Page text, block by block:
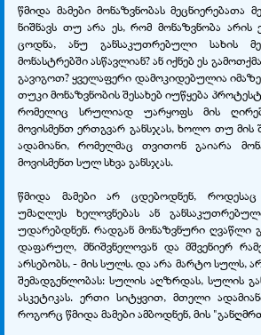
წმიდა მამები მონაზვნობას მეცნიერებათა
ნიშნავს თუ არა ეს, რომ მონაზვნობა
ცოდნა, ანუ განსაკუთრებული სახის
მონასტრებში ასწავლიან? ან იქნებ ეს
გავიგოთ? ყველაფერი დამოკიდებულია
თუკი მონაზვნობის შესახებ იუწყება
რომელიც სრულიად უარყოფს მის
მოვისმენთ ერთგვარ განსჯას, ხოლო თუ მის
ადამიანი, რომელმაც თვითონ გაიარა
მოვისმენთ სულ სხვა განსჯას.
წმიდა მამები არ ცდებოდნენ,
უმაღლეს ხელოვნებას ან
უდარებდნენ. რადგან მონაზვნური ღვაწლი
დაფარულ, მნიშვნელოვან და მშვენიერ
არსებობს, - მის სულს. და არა მარტო სულს,
შემადგენლობას: სულის აღზრდას, სულის
ასკეტიკას. ერთი სიტყვით, მთელი
როგორც წმიდა მამები ამბოდნენ, მის